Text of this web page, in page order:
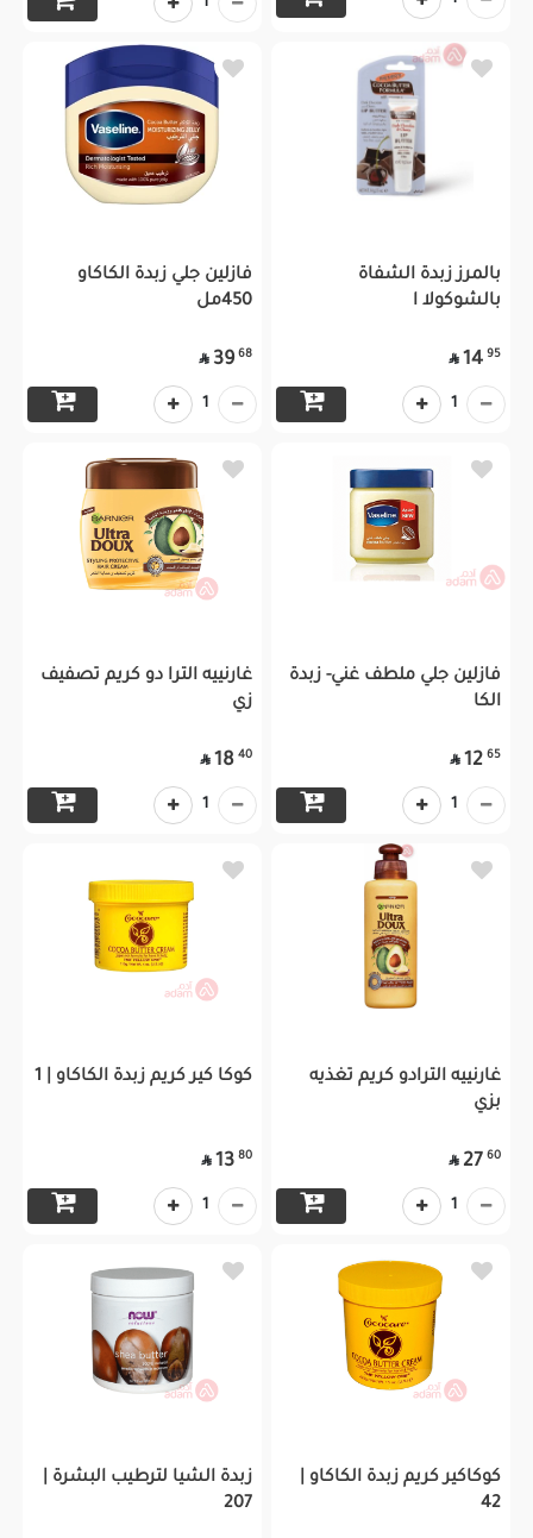
1
بالمرز زبدة الشفاة
بالشوكولا ا
95
14

1
فازلين جلي زبدة الكاكاو
450مل
68
39

1
فازلين جلي ملطف غني- زبدة
الكا
65
12

1
غارنييه الترا دو كريم تصفيف
زي
40
18

1
غارنييه الترادو كريم تغذيه
بزي
60
27

1
كوكا كير كريم زبدة الكاكاو | 1
80
13

1
كوكاكير كريم زبدة الكاكاو |
42
زبدة الشيا لترطيب البشرة |
207